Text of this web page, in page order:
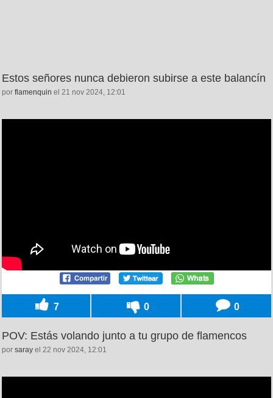
Estos señores nunca debieron subirse a este balancín
por flamenquin el 21 nov 2024, 12:01
7 0 0
POV: Estás volando junto a tu grupo de flamencos
por saray el 22 nov 2024, 12:01